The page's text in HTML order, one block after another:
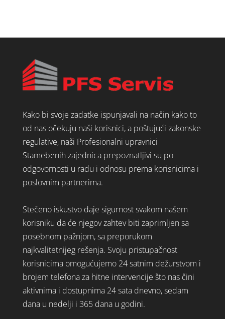
Kako bi svoje zadatke ispunjavali na način kako to
od nas očekuju naši korisnici, a poštujući zakonske
regulative, naši Profesionalni upravnici
Stamebenih zajednica prepoznatljivi su po
odgovornosti u radu i odnosu prema korisnicima i
poslovnim partnerima.
Stečeno iskustvo daje sigurnost svakom našem
korisniku da će njegov zahtev biti zaprimljen sa
posebnom pažnjom, sa preporukom
najkvalitetnijeg rešenja. Svoju pristupačnost
korisnicima omogućujemo 24 satnim dežurstvom i
brojem telefona za hitne intervencije što nas čini
aktivnima i dostupnima 24 sata dnevno, sedam
dana u nedelji i 365 dana u godini.